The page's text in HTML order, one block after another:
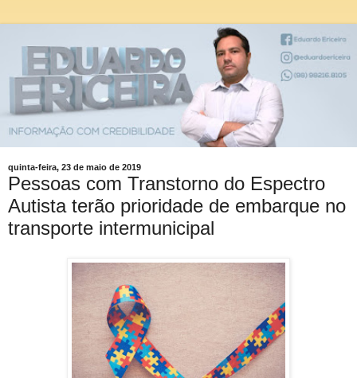
quinta-feira, 23 de maio de 2019
Pessoas com Transtorno do Espectro
Autista terão prioridade de embarque no
transporte intermunicipal